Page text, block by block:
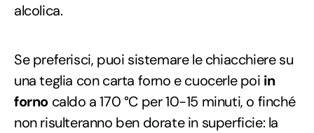
alcolica.
Se preferisci, puoi sistemare le chiacchiere su
una teglia con carta forno e cuocerle poi in
forno caldo a 170 °C per 10-15 minuti, o finché
non risulteranno ben dorate in superficie: la